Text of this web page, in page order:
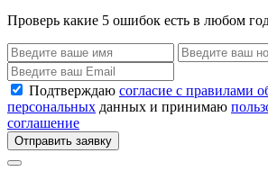
Проверь какие 5 ошибок есть в любом
Подтверждаю согласие с правилами
персональных данных и принимаю
соглашение
Отправить заявку